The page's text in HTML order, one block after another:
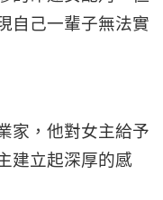
自己一輩子無法實
家，他對女主給予
建立起深厚的感